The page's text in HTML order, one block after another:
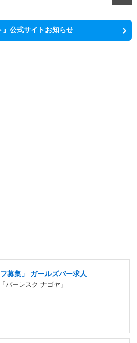
』公式サイトお知らせ
募集」 ガールズバー求人
バーレスク ナゴヤ」